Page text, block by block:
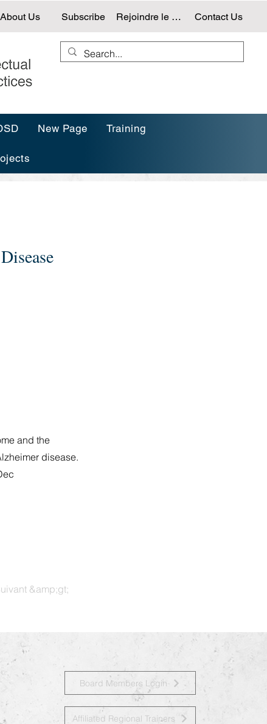
About Us Subscribe Rejoindre le NTG Contact Us
New Page Training
and the
disease.
&amp;gt;
Board Members Login
Affiliated Regional Trainers